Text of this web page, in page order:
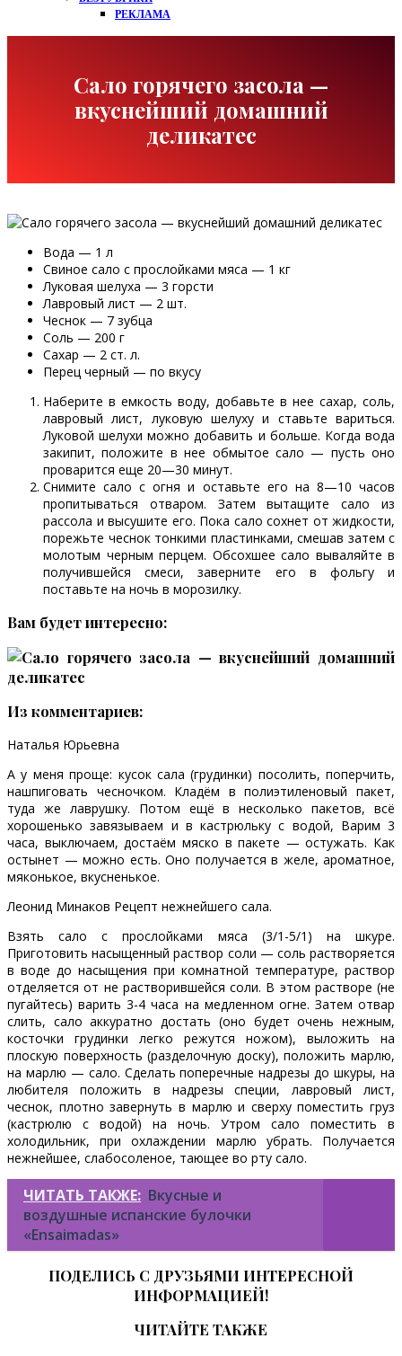
РЕКЛАМА
Сало горячего засола —
вкуснейший домашний
деликатеc
Вода — 1 л
Свиное сало с прослойками мяса — 1 кг
Луковая шелуха — 3 горсти
Лавровый лист — 2 шт.
Чеснок — 7 зубца
Соль — 200 г
Сахар — 2 ст. л.
Перец черный — по вкусу
Наберите в емкость воду, добавьте в нее сахар, соль,
лавровый лист, луковую шелуху и ставьте вариться.
Луковой шелухи можно добавить и больше. Когда вода
закипит, положите в нее обмытое сало — пусть оно
проварится еще 20—30 минут.
Снимите сало с огня и оставьте его на 8—10 часов
пропитываться отваром. Затем вытащите сало из
рассола и высушите его. Пока сало сохнет от жидкости,
порежьте чеснок тонкими пластинками, смешав затем с
молотым черным перцем. Обсохшее сало вываляйте в
получившейся смеси, заверните его в фольгу и
поставьте на ночь в морозилку.
Вам будет интересно:
Из комментариев:
Наталья Юрьевна
А у меня проще: кусок сала (грудинки) посолить, поперчить,
нашпиговать чесночком. Кладём в полиэтиленовый пакет,
туда же лаврушку. Потом ещё в несколько пакетов, всё
хорошенько завязываем и в кастрюльку с водой, Варим 3
часа, выключаем, достаём мяско в пакете — остужать. Как
остынет — можно есть. Оно получается в желе, ароматное,
мяконькое, вкусненькое.
Леонид Минаков Рецепт нежнейшего сала.
Взять сало с прослойками мяса (3/1-5/1) на шкуре.
Приготовить насыщенный раствор соли — соль растворяется
в воде до насыщения при комнатной температуре, раствор
отделяется от не растворившейся соли. В этом растворе (не
пугайтесь) варить 3-4 часа на медленном огне. Затем отвар
слить, сало аккуратно достать (оно будет очень нежным,
косточки грудинки легко режутся ножом), выложить на
плоскую поверхность (разделочную доску), положить марлю,
на марлю — сало. Сделать поперечные надрезы до шкуры, на
любителя положить в надрезы специи, лавровый лист,
чеснок, плотно завернуть в марлю и сверху поместить груз
(кастрюлю с водой) на ночь. Утром сало поместить в
холодильник, при охлаждении марлю убрать. Получается
нежнейшее, слабосоленое, тающее во рту сало.
ЧИТАТЬ ТАКЖЕ: Вкусные и
воздушные испанские булочки
«Ensaimadas»
ПОДЕЛИСЬ С ДРУЗЬЯМИ ИНТЕРЕСНОЙ
ИНФОРМАЦИЕЙ!
ЧИТАЙТЕ ТАКЖЕ